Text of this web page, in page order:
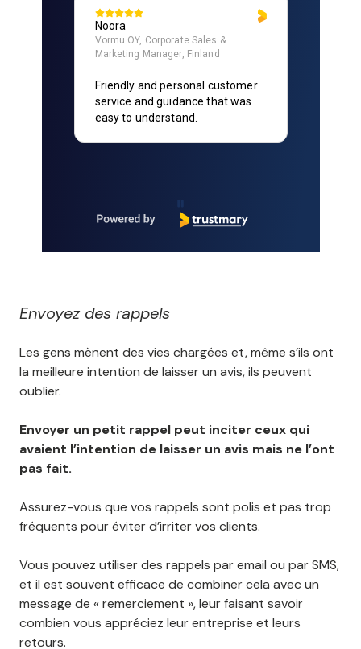
Noora
Vormu OY, Corporate Sales &
Marketing Manager, Finland
Friendly and personal customer
service and guidance that was
easy to understand.
Envoyez des rappels
Les gens mènent des vies chargées et, même s’ils ont
la meilleure intention de laisser un avis, ils peuvent
oublier.
Envoyer un petit rappel peut inciter ceux qui
avaient l’intention de laisser un avis mais ne l’ont
pas fait.
Assurez-vous que vos rappels sont polis et pas trop
fréquents pour éviter d’irriter vos clients.
Vous pouvez utiliser des rappels par email ou par SMS,
et il est souvent efficace de combiner cela avec un
message de « remerciement », leur faisant savoir
combien vous appréciez leur entreprise et leurs
retours.